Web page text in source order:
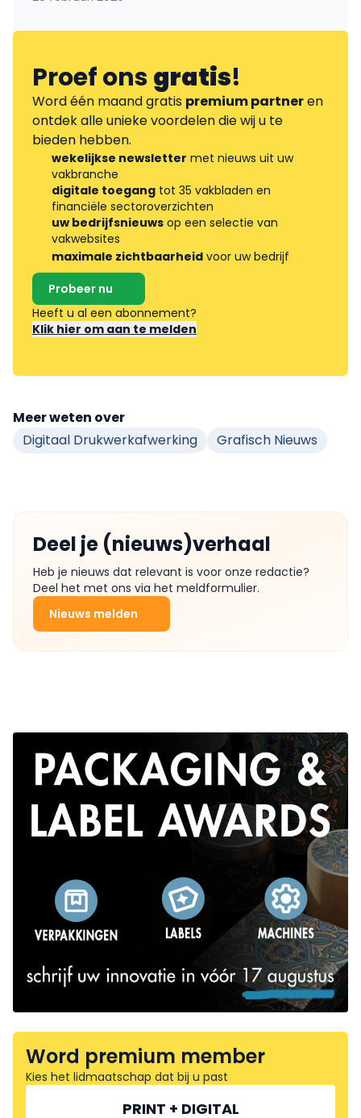
Proef onsgratis!
Word één maand gratis premium partneren
ontdek alle unieke voordelen die wij u te
bieden hebben.
wekelijkse newsletter met nieuws uit uw
vakbranche
digitale toegang tot 35 vakbladen en
financiële sectoroverzichten
uw bedrijfsnieuws op een selectie van
vakwebsites
maximale zichtbaarheid voor uw bedrijf
Probeer nu
Heeft u al een abonnement?
Klik hier om aan te melden
Meer weten over
Digitaal Drukwerkafwerking
Grafisch Nieuws
Deel je (nieuws)verhaal
Heb je nieuws dat relevant is voor onze redactie?
Deel het met ons via het meldformulier.
Nieuws melden
Word premium member
Kies het lidmaatschap dat bij u past
PRINT + DIGITAL